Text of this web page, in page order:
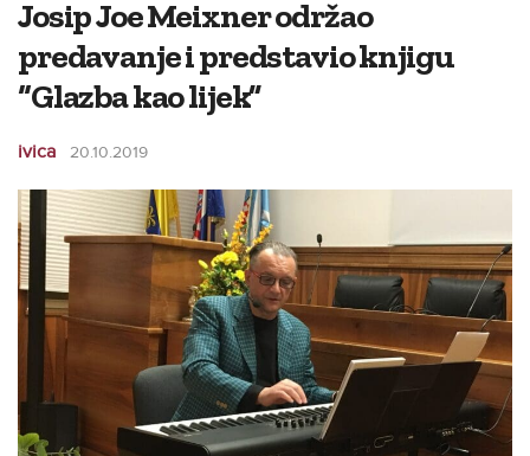
Josip Joe Meixner održao
predavanje i predstavio knjigu
“Glazba kao lijek”
ivica 20.10.2019